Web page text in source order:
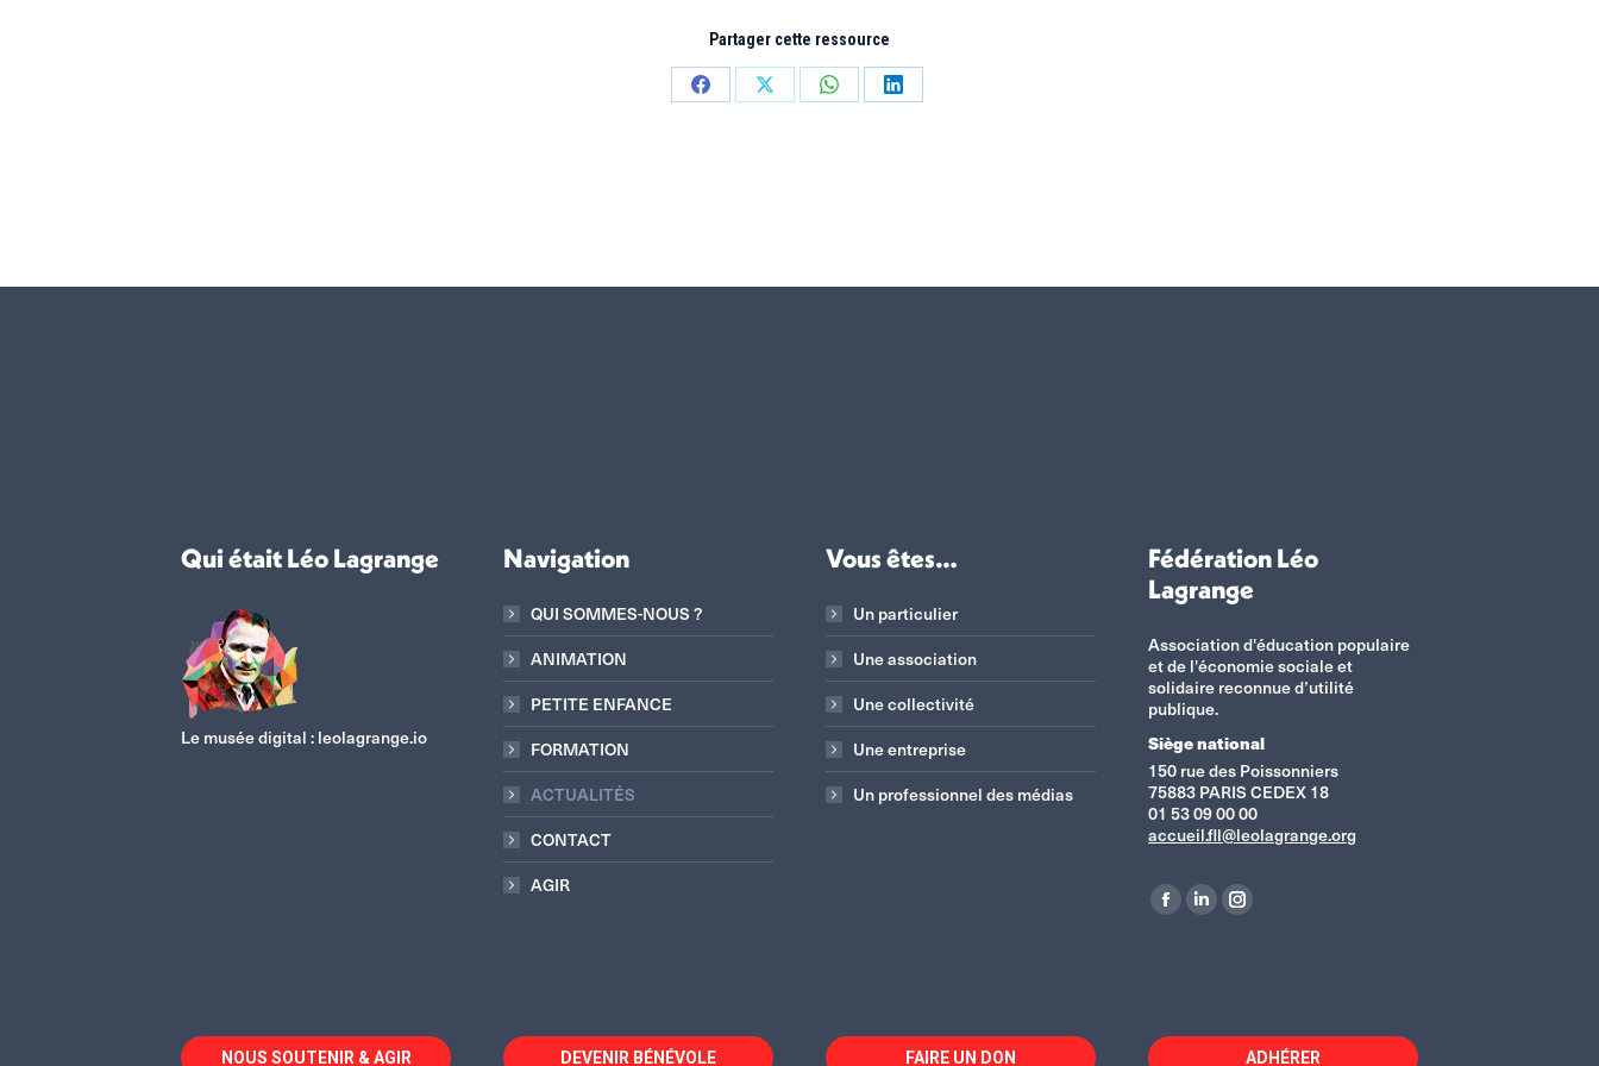
Partager cette ressource
PartagerPartagerPartagerPartager
Qui était Léo Lagrange
Le musée digital :leolagrange.io
Navigation
QUI SOMMES-NOUS ?
ANIMATION
PETITE ENFANCE
FORMATION
ACTUALITÉS
CONTACT
AGIR
Vous êtes…
Un particulier
Une association
Une collectivité
Une entreprise
Un professionnel des médias
Fédération Léo
Lagrange
Association d'éducation populaire
et de l'économie sociale et
solidaire reconnue d’utilité
publique.
Siège national
150 rue des Poissonniers
75883 PARIS CEDEX 18
01 53 09 00 00
accueil.fll@leolagrange.org
Retrouvez-nous sur :
La
dans
La
dans
La
dans
NOUS SOUTENIR & AGIR DEVENIR BÉNÉVOLE FAIRE UN DON ADHÉRER